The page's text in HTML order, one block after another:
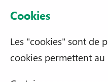
Cookies
Les "cookies" sont de
cookies permettent